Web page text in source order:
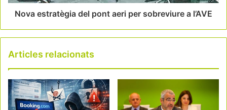
Nova estratègia del pont aeri per sobreviure a l’AVE
Articles relacionats